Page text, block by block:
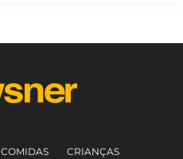
COMIDAS CRIANÇAS